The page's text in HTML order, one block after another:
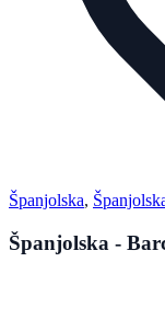
Španjolska,
Španjolska -